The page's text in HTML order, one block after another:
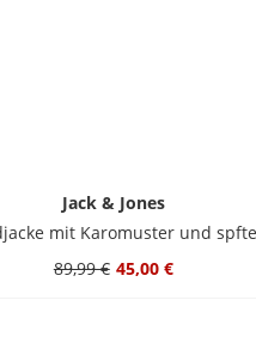
Jack & Jones
89,99 € 45,00 €